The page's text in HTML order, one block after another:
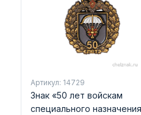
Артикул: 14729
Знак «50 лет войскам
специального